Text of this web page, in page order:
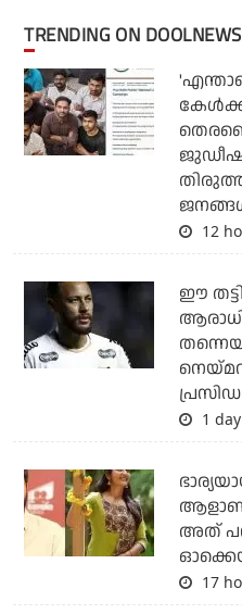
TRENDING ON DOOLNEWS
12
ഈ
1
ആളാണ്,
അത്
17